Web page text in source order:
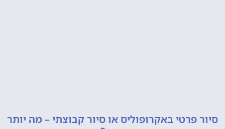
באקרופוליס או סיור קבוצתי – מה יותר